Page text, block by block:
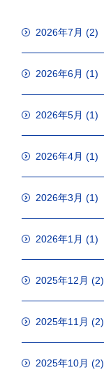
2026年7月 (2)
2026年6月 (1)
2026年5月 (1)
2026年4月 (1)
2026年3月 (1)
2026年1月 (1)
2025年12月 (2)
2025年11月 (2)
2025年10月 (2)